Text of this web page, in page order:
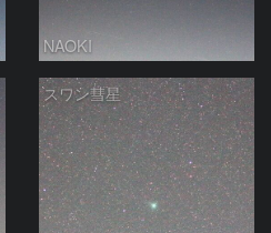
NAOKI
スワン彗星